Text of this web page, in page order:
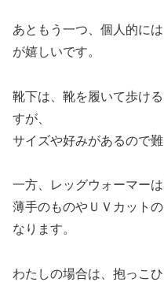
あともう一つ、個人的に
が嬉しいです。
靴下は、靴を履いて歩け
すが、
サイズや好みがあるので難
一方、レッグウォーマー
薄手のものやＵＶカット
なります。
わたしの場合は、抱っこひ